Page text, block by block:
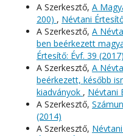
A Szerkesztő, A
200) , Névtani
A Szerkesztő, A
ben beérkezett
Értesítő: Évf. 39 (2017)
A Szerkesztő, A
beérkezett, később
kiadványok , Névtani
A Szerkesztő,
(2014)
A Szerkesztő,